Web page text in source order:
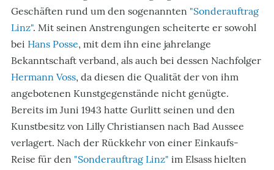
Geschäften rund um den sogenannten "Sonderauftrag
Linz". Mit seinen Anstrengungen scheiterte er sowohl
bei Hans Posse, mit dem ihn eine jahrelange
Bekanntschaft verband, als auch bei dessen Nachfolger
Hermann Voss, da diesen die Qualität der von ihm
angebotenen Kunstgegenstände nicht genügte.
Bereits im Juni 1943 hatte Gurlitt seinen und den
Kunstbesitz von Lilly Christiansen nach Bad Aussee
verlagert. Nach der Rückkehr von einer Einkaufs-
Reise für den "Sonderauftrag Linz" im Elsass hielten